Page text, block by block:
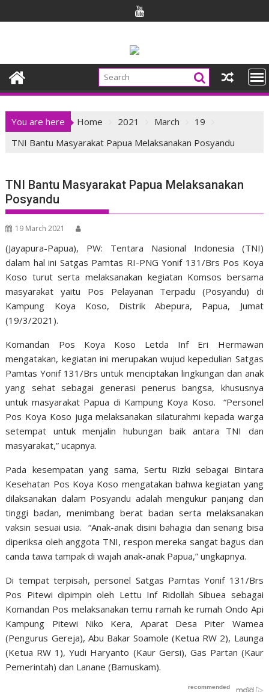
to
You are here Home 2021 March
19
TNI Bantu Masyarakat Papua Melaksanakan Posyandu
TNI Bantu Masyarakat Papua Melaksanakan
Posyandu
19 March 2021
(Jayapura-Papua), PW: Tentara Nasional Indonesia (TNI)
dalam hal ini Satgas Pamtas RI-PNG Yonif 131/Brs Pos Koya
Koso turut serta melaksanakan kegiatan Komsos bersama
masyarakat yaitu Pos Pelayanan Terpadu (Posyandu) di
Kampung Koya Koso, Distrik Abepura, Papua, Jumat
(19/3/2021).
Komandan Pos Koya Koso Letda Inf Eri Hermawan
mengatakan, kegiatan ini merupakan wujud kepedulian Satgas
Pamtas Yonif 131/Brs untuk menciptakan lingkungan dan anak
yang sehat sebagai generasi penerus bangsa, khususnya
untuk masyarakat Papua di Kampung Koya Koso. “Personel
Pos Koya Koso juga melaksanakan silaturahmi kepada warga
setempat untuk menjalin hubungan baik antara TNI dan
masyarakat,” ucapnya.
Pada kesempatan yang sama, Sertu Rizki sebagai Bintara
Kesehatan Pos Koya Koso mengatakan bahwa kegiatan yang
dilaksanakan dalam Posyandu adalah mengukur panjang dan
tinggi badan, menimbang berat badan serta melaksanakan
vaksin sesuai usia. “Anak-anak disini bahagia dan senang bisa
diperiksa oleh anggota TNI, respon mereka sangat bagus dan
canda tawa tampak di wajah anak-anak Papua,” ungkapnya.
Di tempat terpisah, personel Satgas Pamtas Yonif 131/Brs
Pos Pitewi dipimpin oleh Lettu Inf Ridollah Sibuea sebagai
Komandan Pos melaksanakan temu ramah ke rumah Ondo Api
Kampung Pitewi Niko Kera, Aparat Desa Piter Wamea
(Pengurus Gereja), Abu Bakar Soamole (Ketua RW 2), Launga
(Ketua RW 1), Yudi Haryanto (Kaur Gersi), Gas Partan (Kaur
Pemerintah) dan Lanane (Bamuskam).